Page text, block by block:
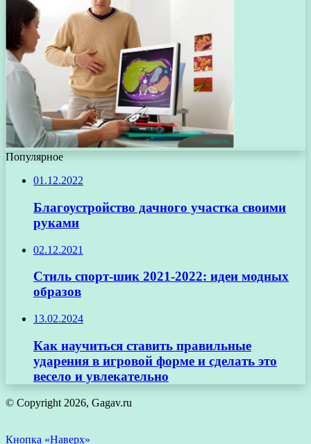
Популярное
01.12.2022
Благоустройство дачного участка своими
руками
02.12.2021
Стиль спорт-шик 2021-2022: идеи модных
образов
13.02.2024
Как научиться ставить правильные
ударения в игровой форме и сделать это
весело и увлекательно
© Copyright 2026, Gagav.ru
Кнопка «Наверх»